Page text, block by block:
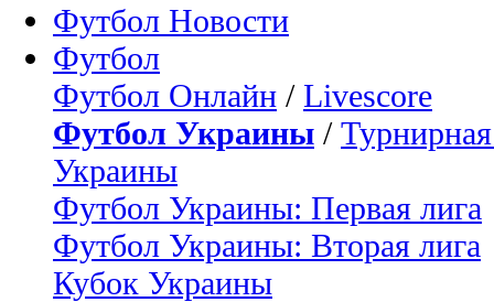
Футбол Новости
Футбол
Футбол Онлайн / Livescore
Футбол Украины /
Украины
Футбол Украины: Первая лига
Футбол Украины: Вторая лига
Кубок Украины